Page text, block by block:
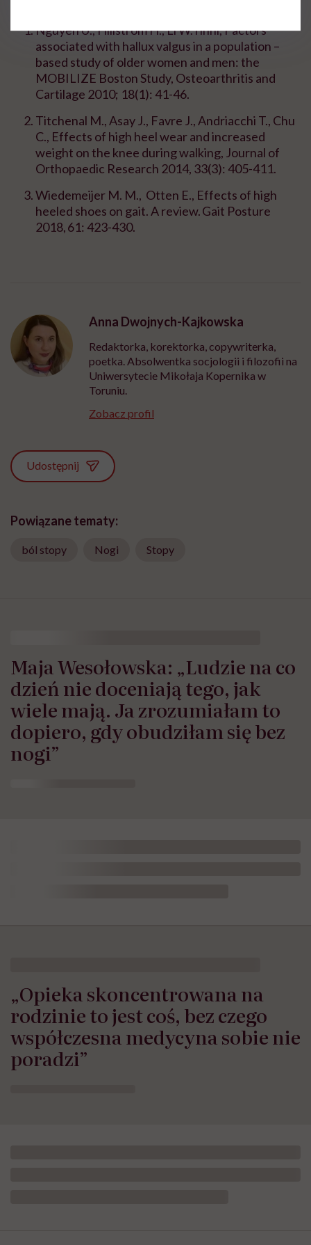
Nguyen U., Hillstrom H., Li W. i inni, Factors
associated with hallux valgus in a population –
based study of older women and men: the
MOBILIZE Boston Study, Osteoarthritis and
Cartilage 2010; 18(1): 41-46.
Titchenal M., Asay J., Favre J., Andriacchi T., Chu
C., Effects of high heel wear and increased
weight on the knee during walking, Journal of
Orthopaedic Research 2014, 33(3): 405-411.
Wiedemeijer M. M., Otten E., Effects of high
heeled shoes on gait. A review. Gait Posture
2018, 61: 423-430.
Anna Dwojnych-Kajkowska
Redaktorka, korektorka, copywriterka,
poetka. Absolwentka socjologii i filozofii na
Uniwersytecie Mikołaja Kopernika w
Toruniu.
Zobacz profil
Udostępnij
Powiązane tematy:
ból stopy Nogi Stopy
Maja Wesołowska: „Ludzie na co
dzień nie doceniają tego, jak
wiele mają. Ja zrozumiałam to
dopiero, gdy obudziłam się bez
nogi”
„Opieka skoncentrowana na
rodzinie to jest coś, bez czego
współczesna medycyna sobie nie
poradzi”